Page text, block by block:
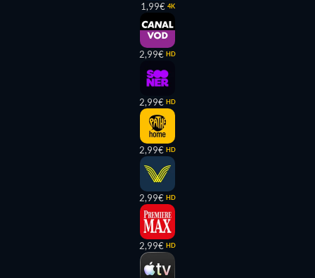
1,99€ 4K
2,99€ HD
2,99€ HD
2,99€ HD
2,99€ HD
2,99€ HD